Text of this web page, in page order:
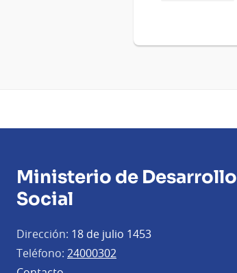
Ministerio de Desarrollo
Social
Dirección: 18 de julio 1453
Teléfono: 24000302